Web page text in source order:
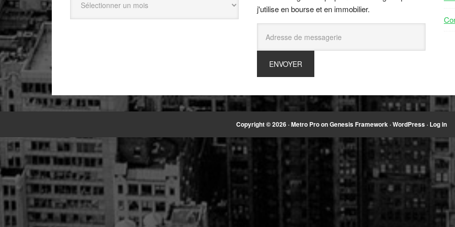
j'utilise en bourse et en immobilier.
Copyright © 2026 ·Metro ProonGenesis Framework·WordPress· Log in